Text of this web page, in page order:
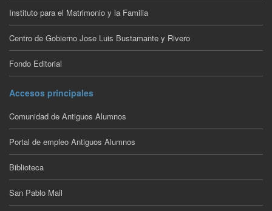
Instituto para el Matrimonio y la Familia
Centro de Gobierno Jose Luis Bustamante y Rivero
Fondo Editorial
Accesos principales
Comunidad de Antiguos Alumnos
Portal de empleo Antiguos Alumnos
Biblioteca
San Pablo Mail